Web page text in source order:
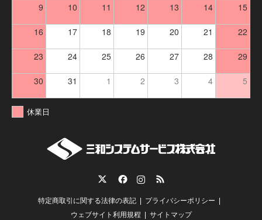
9 10 11 12 13 14 15
16 17 18 19 20 21 22
23 24 25 26 27 28 29
30 31 1 2 3 4 5
休業日
RSS
特定商取引に関する法律の表記
プライバシーポリシー
ウェブサイト利用規程
サイトマップ